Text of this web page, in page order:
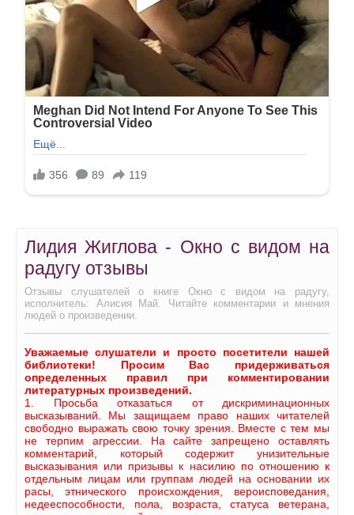
Лидия Жиглова - Окно с видом на
радугу отзывы
Отзывы слушателей о книге Окно с видом на радугу,
исполнитель: Алисия Май. Читайте комментарии и мнения
людей о произведении.
Уважаемые слушатели и просто посетители нашей
библиотеки! Просим Вас придерживаться
определенных правил при комментировании
литературных произведений.
1. Просьба отказаться от дискриминационных
высказываний. Мы защищаем право наших читателей
свободно выражать свою точку зрения. Вместе с тем мы
не терпим агрессии. На сайте запрещено оставлять
комментарий, который содержит унизительные
высказывания или призывы к насилию по отношению к
отдельным лицам или группам людей на основании их
расы, этнического происхождения, вероисповедания,
недееспособности, пола, возраста, статуса ветерана,